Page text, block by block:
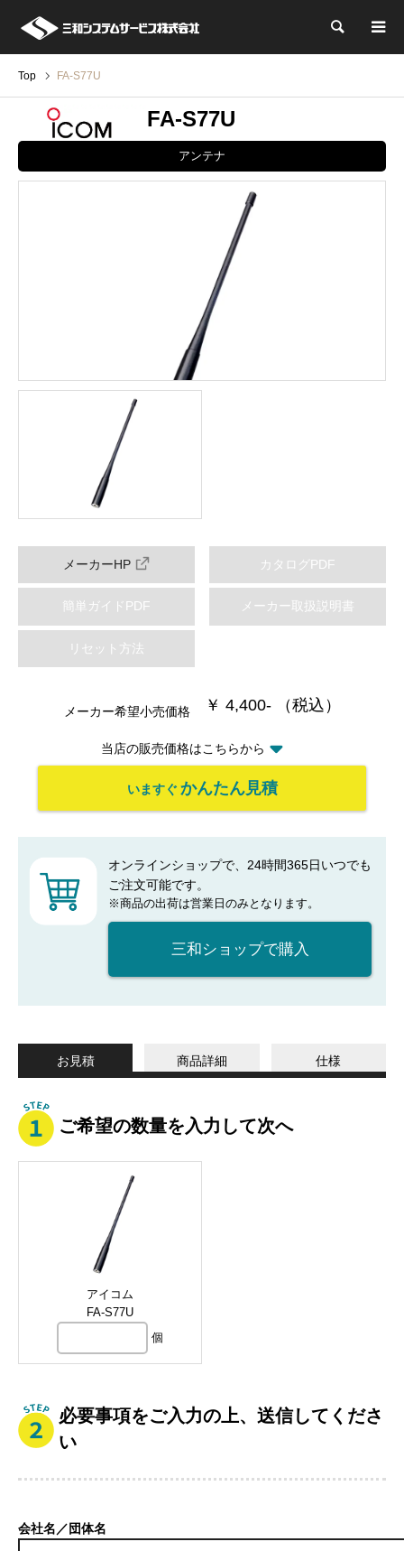
検索
Top FA-S77U
FA-S77U
アンテナ
メーカーHP カタログPDF
簡単ガイドPDF メーカー取扱説明書
リセット方法
メーカー希望小売価格 ￥ 4,400- （税込）
当店の販売価格はこちらから
いますぐ かんたん見積
オンラインショップで、24時間365日いつでも
ご注文可能です。
※商品の出荷は営業日のみとなります。
三和ショップで購入
お見積 商品詳細 仕様
ご希望の数量を入力して次へ
アイコム
FA-S77U
個
必要事項をご入力の上、送信してくださ
い
会社名／団体名